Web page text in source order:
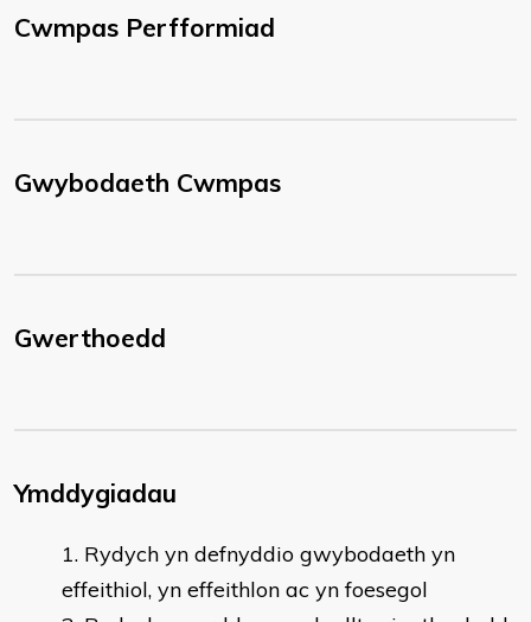
Cwmpas Perfformiad
Gwybodaeth Cwmpas
Gwerthoedd
Ymddygiadau
Rydych yn defnyddio gwybodaeth yn
effeithiol, yn effeithlon ac yn foesegol